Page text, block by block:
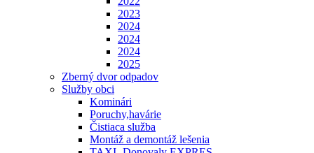
2023
2024
2024
2024
2025
Zberný dvor odpadov
Služby obci
Kominári
Poruchy,havárie
Čistiaca služba
Montáž a demontáž lešenia